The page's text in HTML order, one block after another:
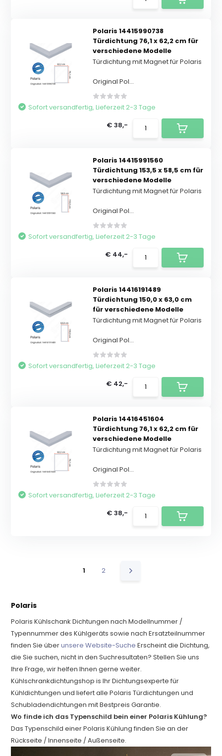
Polaris 14415990738
Türdichtung 76,1 x 62,2 cm für
verschiedene Modelle
Türdichtung mit Magnet für Polaris
Original Pol...
Sofort versandfertig, Lieferzeit 2-3 Tage
€ 38,-
Polaris 14415991560
Türdichtung 153,5 x 58,5 cm für
verschiedene Modelle
Türdichtung mit Magnet für Polaris
Original Pol...
Sofort versandfertig, Lieferzeit 2-3 Tage
€ 44,-
Polaris 14416191489
Türdichtung 150,0 x 63,0 cm
für verschiedene Modelle
Türdichtung mit Magnet für Polaris
Original Pol...
Sofort versandfertig, Lieferzeit 2-3 Tage
€ 42,-
Polaris 14416451604
Türdichtung 76,1 x 62,2 cm für
verschiedene Modelle
Türdichtung mit Magnet für Polaris
Original Pol...
Sofort versandfertig, Lieferzeit 2-3 Tage
€ 38,-
1 2
Polaris
Polaris Kühlschank Dichtungen nach Modellnummer /
Typennummer des Kühlgeräts sowie nach Ersatzteilnummer
finden Sie überunsere Website-Suche Erscheint die Dichtung,
die Sie suchen, nicht in den Suchresultaten? Stellen Sie uns
Ihre Frage, wir helfen Ihnen gerne weiter.
Kühlschrankdichtungshop is Ihr Dichtungsexperte für
Kühldichtungen und liefert alle Polaris Türdichtungen und
Schubladendichtungen mit Bestpreis Garantie.
Wo finde ich das Typenschild bein einer Polaris Kühlung?
Das Typenschild einer Polaris Kühlung finden Sie an der
Rückseite / Innenseite / Außenseite.